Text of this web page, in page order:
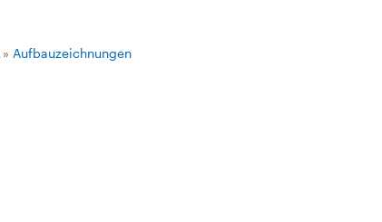
» Aufbauzeichnungen